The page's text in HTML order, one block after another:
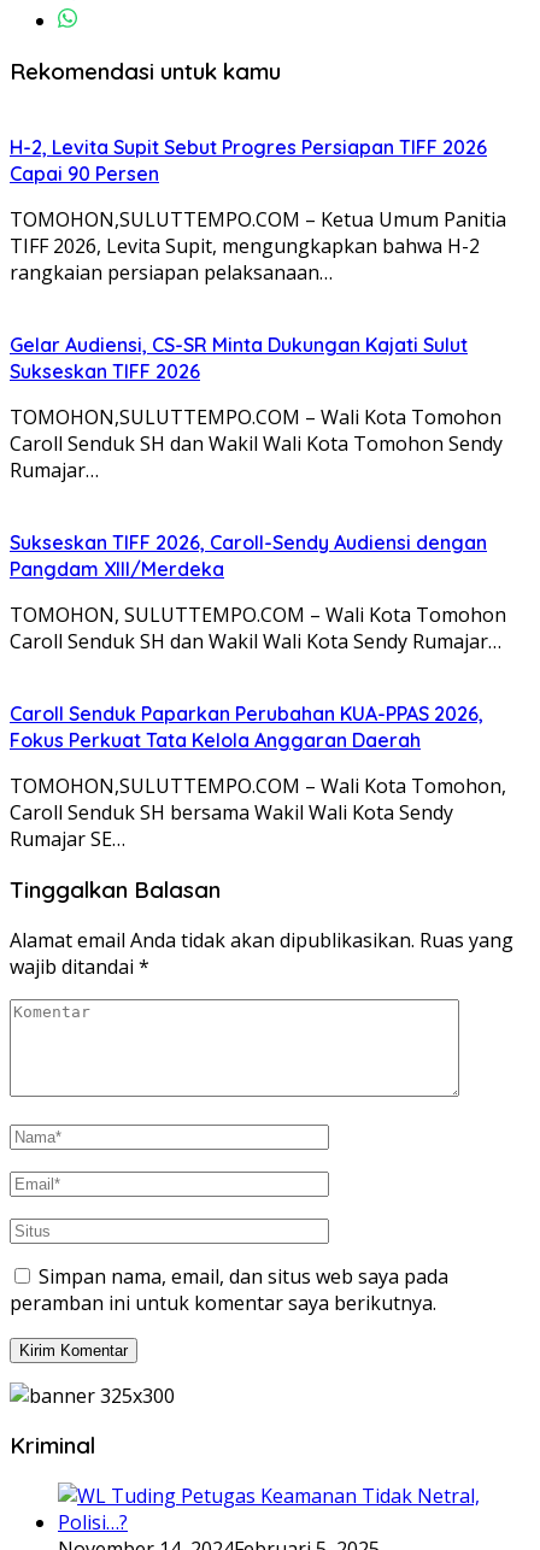
Rekomendasi untuk kamu
H-2, Levita Supit Sebut Progres Persiapan TIFF 2026
Capai 90 Persen
TOMOHON,SULUTTEMPO.COM – Ketua Umum Panitia
TIFF 2026, Levita Supit, mengungkapkan bahwa H-2
rangkaian persiapan pelaksanaan…
Gelar Audiensi, CS-SR Minta Dukungan Kajati Sulut
Sukseskan TIFF 2026
TOMOHON,SULUTTEMPO.COM – Wali Kota Tomohon
Caroll Senduk SH dan Wakil Wali Kota Tomohon Sendy
Rumajar…
Sukseskan TIFF 2026, Caroll-Sendy Audiensi dengan
Pangdam XIII/Merdeka
TOMOHON, SULUTTEMPO.COM – Wali Kota Tomohon
Caroll Senduk SH dan Wakil Wali Kota Sendy Rumajar…
Caroll Senduk Paparkan Perubahan KUA-PPAS 2026,
Fokus Perkuat Tata Kelola Anggaran Daerah
TOMOHON,SULUTTEMPO.COM – Wali Kota Tomohon,
Caroll Senduk SH bersama Wakil Wali Kota Sendy
Rumajar SE…
Tinggalkan Balasan
Alamat email Anda tidak akan dipublikasikan. Ruas yang
wajib ditandai *
Simpan nama, email, dan situs web saya pada
peramban ini untuk komentar saya berikutnya.
Kriminal